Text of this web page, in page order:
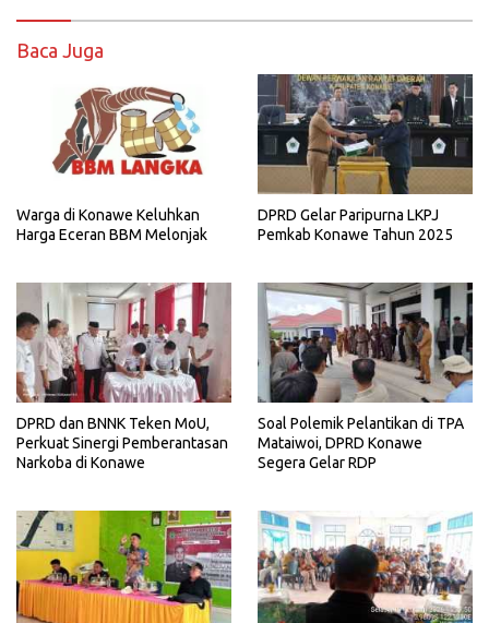
Baca Juga
Warga di Konawe Keluhkan
Harga Eceran BBM Melonjak
DPRD Gelar Paripurna LKPJ
Pemkab Konawe Tahun 2025
DPRD dan BNNK Teken MoU,
Perkuat Sinergi Pemberantasan
Narkoba di Konawe
Soal Polemik Pelantikan di TPA
Mataiwoi, DPRD Konawe
Segera Gelar RDP